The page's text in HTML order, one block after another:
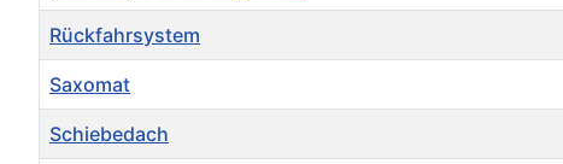
Rückfahrsystem
Saxomat
Schiebedach